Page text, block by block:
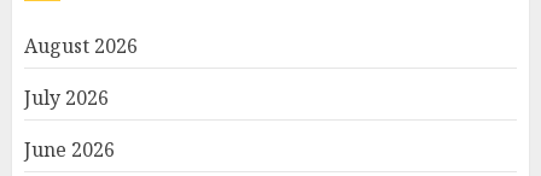
August 2026
July 2026
June 2026